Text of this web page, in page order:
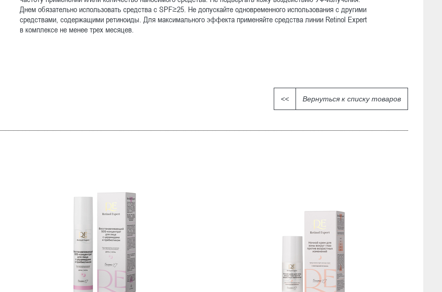
Днем обязательно использовать средства с SPF≥25. Не допускайте одновременного использования с другими
средствами, содержащими ретиноиды. Для максимального эффекта применяйте средства линии Retinol Expert
в комплексе не менее трех месяцев.
<< Вернуться к списку товаров